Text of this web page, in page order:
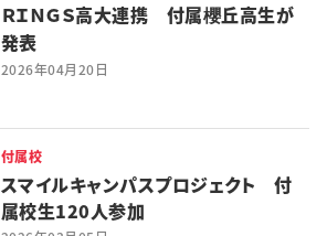
ＲＩＮＧＳ高大連携 付属櫻丘高生が
発表
2026年04月20日
付属校
スマイルキャンパスプロジェクト 付
属校生120人参加